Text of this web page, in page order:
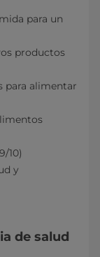
para un
productos
para alimentar
10)
y
de salud